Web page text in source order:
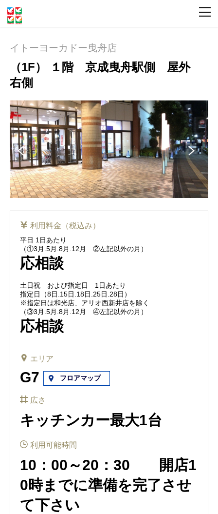
イトーヨーカドー曳舟店
（1F） １階 京成曳舟駅側 屋外
右側
Pre
vio
us
Ne
xt
利用料金（税込み）
平日 1日あたり
（①3月.5月.8月.12月 ②左記以外の月）
応相談
土日祝 および指定日 1日あたり
指定日（8日.15日.18日.25日.28日）
※指定日は和光店、アリオ西新井店を除く
（③3月.5月.8月.12月 ④左記以外の月）
応相談
エリア
G7 フロアマップ
広さ
キッチンカー最大1台
利用可能時間
10：00～20：30 開店1
0時までに準備を完了させ
て下さい